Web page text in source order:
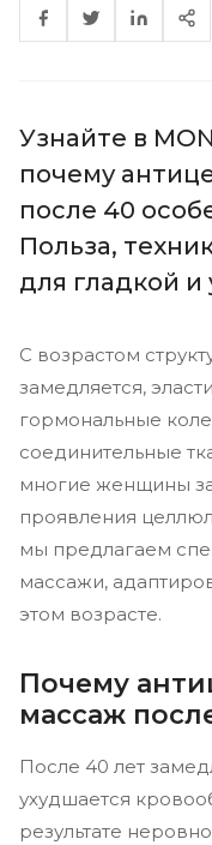
Узнайте в
почему
после 40
Польза,
для гладкой
С возрастом
замедляется,
гормональные
соединительные
многие женщины
проявления
мы предлагаем
массажи,
этом возрасте.
Почему
массаж
После 40 лет
ухудшается
результате